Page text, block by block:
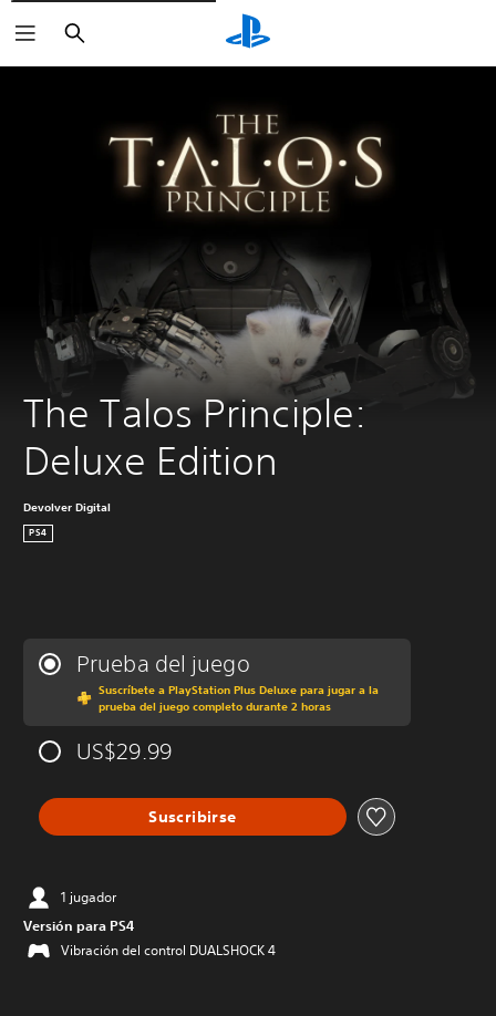
Buscar
The Talos Principle:
Deluxe Edition
Devolver Digital
PS4
Prueba del juego
Suscríbete a PlayStation Plus Deluxe para jugar a la
prueba del juego completo durante 2 horas
US$29.99
Suscribirse
1 jugador
Versión para PS4
Vibración del control DUALSHOCK 4